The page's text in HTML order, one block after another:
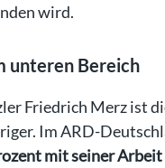
wird.
unteren Bereich
Friedrich Merz ist
Im ARD-
mit seiner